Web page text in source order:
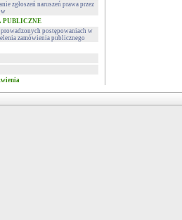
zgłoszeń naruszeń prawa przez
PUBLICZNE
postępowaniach w
zamówienia publicznego